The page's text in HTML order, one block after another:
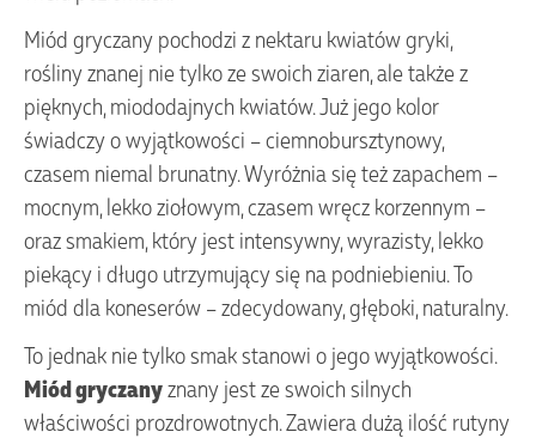
Miód gryczany pochodzi z nektaru kwiatów gryki,
rośliny znanej nie tylko ze swoich ziaren, ale także z
pięknych, miododajnych kwiatów. Już jego kolor
świadczy o wyjątkowości – ciemnobursztynowy,
czasem niemal brunatny. Wyróżnia się też zapachem –
mocnym, lekko ziołowym, czasem wręcz korzennym –
oraz smakiem, który jest intensywny, wyrazisty, lekko
piekący i długo utrzymujący się na podniebieniu. To
miód dla koneserów – zdecydowany, głęboki, naturalny.
To jednak nie tylko smak stanowi o jego wyjątkowości.
Miód gryczanyznany jest ze swoich silnych
właściwości prozdrowotnych. Zawiera dużą ilość rutyny